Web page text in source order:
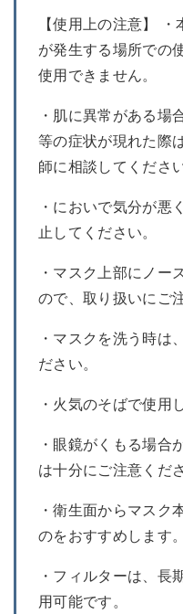
【使用上の注意】
が発生する場所での
使用できません。
・肌に異常がある場
等の症状が現れた際
師に相談してください
・においで気分が悪
止してください。
・マスク上部にノー
ので、取り扱いにご
・マスクを洗う時は
ださい。
・火気のそばで使用
・眼鏡がくもる場合
は十分にご注意くだ
・衛生面からマスク
のをおすすめします。
・フィルターは、長
用可能です。